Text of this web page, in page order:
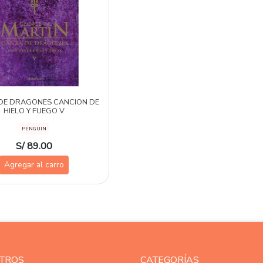
DRAGONES CANCION DE
HIELO Y FUEGO V
PENGUIN
S/ 89.00
Agregar al carro
CATEGORÍAS